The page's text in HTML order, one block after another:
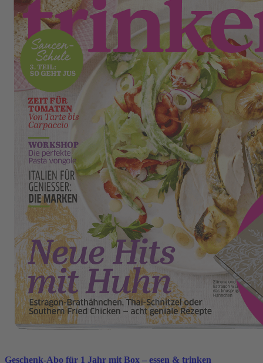
Geschenk-Abo für 1 Jahr mit Box – essen & trinken